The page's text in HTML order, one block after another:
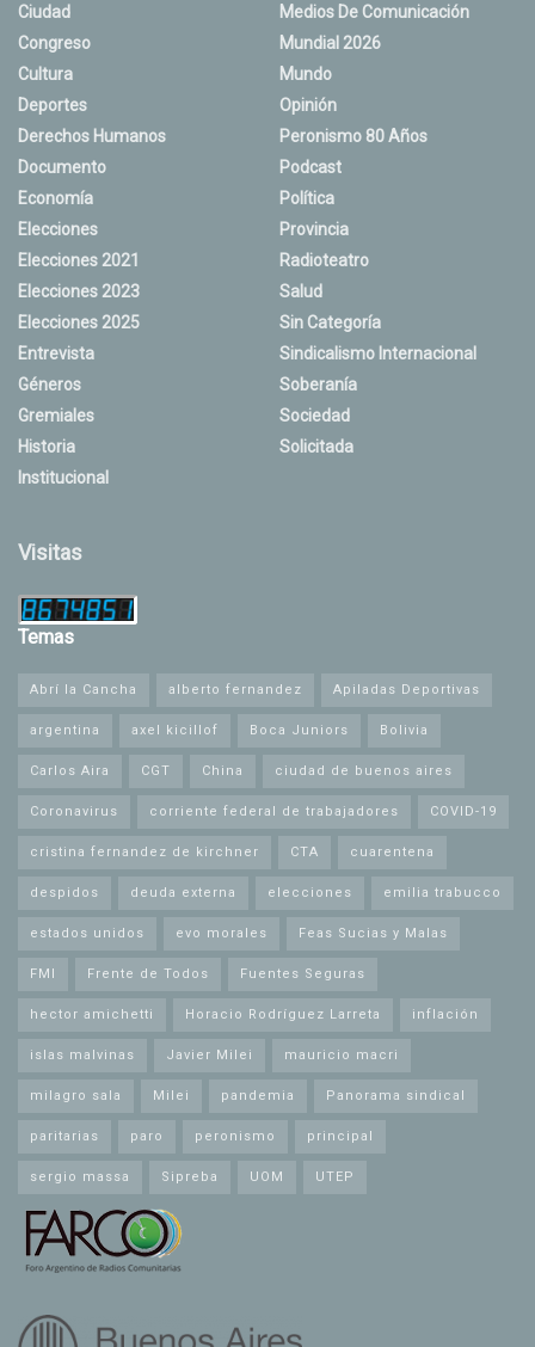
Ciudad
Congreso
Cultura
Deportes
Derechos Humanos
Documento
Economía
Elecciones
Elecciones 2021
Elecciones 2023
Elecciones 2025
Entrevista
Géneros
Gremiales
Historia
Institucional
Medios De Comunicación
Mundial 2026
Mundo
Opinión
Peronismo 80 Años
Podcast
Política
Provincia
Radioteatro
Salud
Sin Categoría
Sindicalismo Internacional
Soberanía
Sociedad
Solicitada
Visitas
Temas
Abrí la Cancha alberto fernandez Apiladas Deportivas
argentina axel kicillof Boca Juniors Bolivia
Carlos Aira CGT China ciudad de buenos aires
Coronavirus corriente federal de trabajadores COVID-19
cristina fernandez de kirchner CTA cuarentena
despidos deuda externa elecciones emilia trabucco
estados unidos evo morales Feas Sucias y Malas
FMI Frente de Todos Fuentes Seguras
hector amichetti Horacio Rodríguez Larreta inflación
islas malvinas Javier Milei mauricio macri
milagro sala Milei pandemia Panorama sindical
paritarias paro peronismo principal
sergio massa Sipreba UOM UTEP